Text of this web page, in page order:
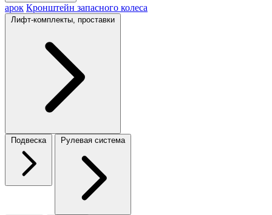
арок Кронштейн запасного колеса
Лифт-комплекты, проставки
Подвеска Рулевая система